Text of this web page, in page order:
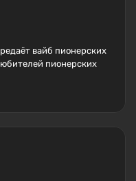
вайб пионерских
пионерских